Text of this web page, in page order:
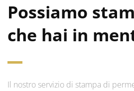
Possiamo
che hai in
Il nostro servizio di stampa di